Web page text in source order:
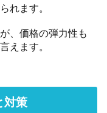
れます。
、価格の弾力性も
えます。
対策